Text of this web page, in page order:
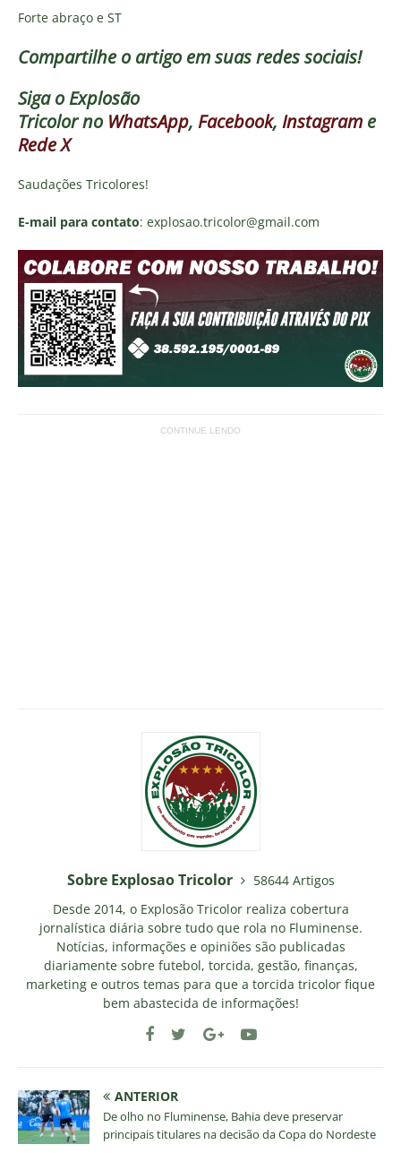
Forte abraço e ST
Compartilhe o artigo em suas redes sociais!
Siga oExplosão
Tricolorno WhatsApp, Facebook, Instagram e
Rede X
Saudações Tricolores!
E-mail para contato: explosao.tricolor@gmail.com
CONTINUE LENDO
Sobre Explosao Tricolor
58644 Artigos
Desde 2014, o Explosão Tricolor realiza cobertura
jornalística diária sobre tudo que rola no Fluminense.
Notícias, informações e opiniões são publicadas
diariamente sobre futebol, torcida, gestão, finanças,
marketing e outros temas para que a torcida tricolor fique
bem abastecida de informações!
ANTERIOR
De olho no Fluminense, Bahia deve preservar
principais titulares na decisão da Copa do Nordeste